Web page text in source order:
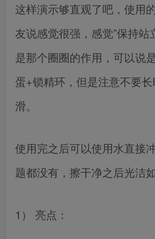
这样演示够直观了吧，使用
友说感觉很强，感觉”保持站
是那个圈圈的作用，可以说
蛋+锁精环，但是注意不要
滑。
使用完之后可以使用水直接
题都没有，擦干净之后光洁如
1） 亮点：